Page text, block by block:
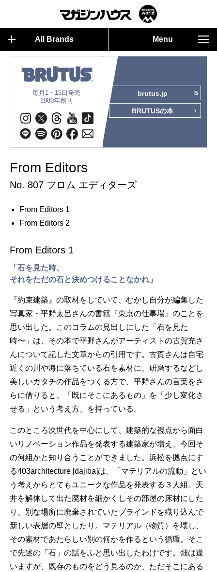
All Brands Menu
毎月1・15日発売
1980年創刊
brutus.jp
BRUTUSの本
From Editors
No. 807 フロム エディターズ
From Editors 1
From Editors 2
From Editors 1
「石を見た時、
それをただの石と決めつけることなかれ」
『約束建築』の取材をしていて、むかし自分が編集した
写真家・平野太呂さんの書籍『東京の仕事場』のことを
思い出した。このコラムの見出しにした「石を見た
時〜」は、その本で平野さんがアーティストの古賀充さ
んについて記した文章からの引用です。古賀さんは自宅
近くの川や海に落ちている石を素材に、研磨するなどし
美しいカタチの作品をつくる方で、平野さんの言葉をさ
らに借りると、「既にそこにあるもの」を「少し変化さ
せる」という考え方、を持っている。
このところ次世代を中心にして、建築的な視点から面白
いリノベーション作品を発表する建築家が増え、今回そ
の何組かと知り合うことができました。浜松を拠点にす
る403architecture [dajiba]は、「マテリアルの流動」とい
う考えからとてもユニークな作品を発表する３人組。天
井を解体して出た廃材を細かくしその部屋の床材にした
り、別な場所に廃棄されていたブラインドを織り込んで
新しい表層の壁としたり。マテリアル（物質）を壊し、
その素材であたらしい別の何かを作るという循環。そこ
で先述の「石」の話をふと思い出したわけです。畑は違
いますが、既存のものをどう見るのか、ただそこにある